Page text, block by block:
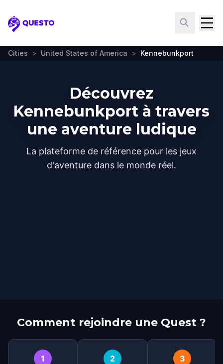
Questo
Cities > United States of America > Kennebunkport
Découvrez
Kennebunkport à travers
une aventure ludique
La plateforme de référence pour les jeux
d'aventure dans le monde réel.
Comment rejoindre une Quest ?
1 2 3